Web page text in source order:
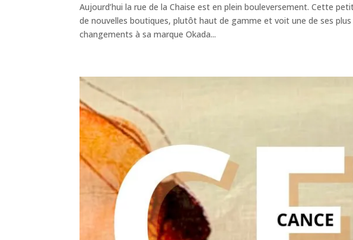
Aujourd’hui la rue de la Chaise est en plein bouleversement. Cette
de nouvelles boutiques, plutôt haut de gamme et voit une de ses
changements à sa marque Okada...